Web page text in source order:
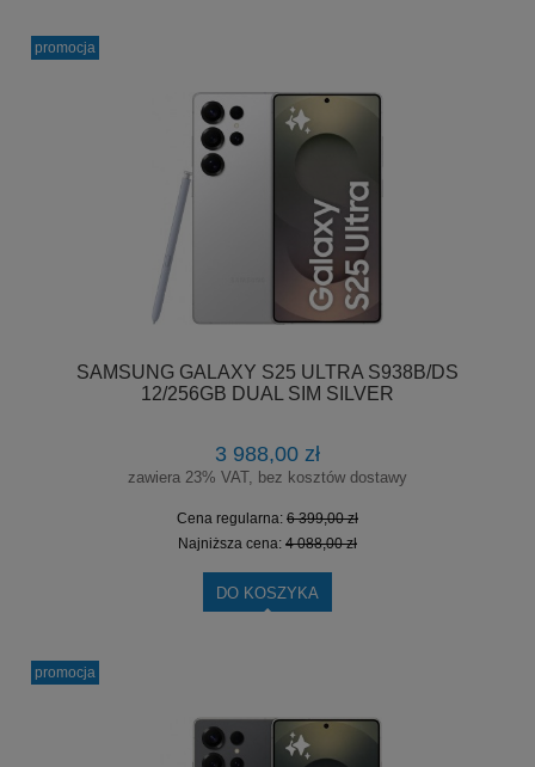
SAMSUNG GALAXY S25 ULTRA S938B/DS
12/256GB DUAL SIM SILVER
3 988,00 zł
zawiera 23% VAT, bez kosztów dostawy
Cena regularna: 6 399,00 zł
Najniższa cena: 4 088,00 zł
DO KOSZYKA
promocja
promocja